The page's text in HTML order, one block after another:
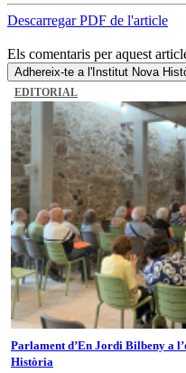
Descarregar PDF de l'article
Els comentaris per aquest
Adhereix-te a l'Institut Nova
EDITORIAL
Parlament d’En Jordi Bilbeny a
Història